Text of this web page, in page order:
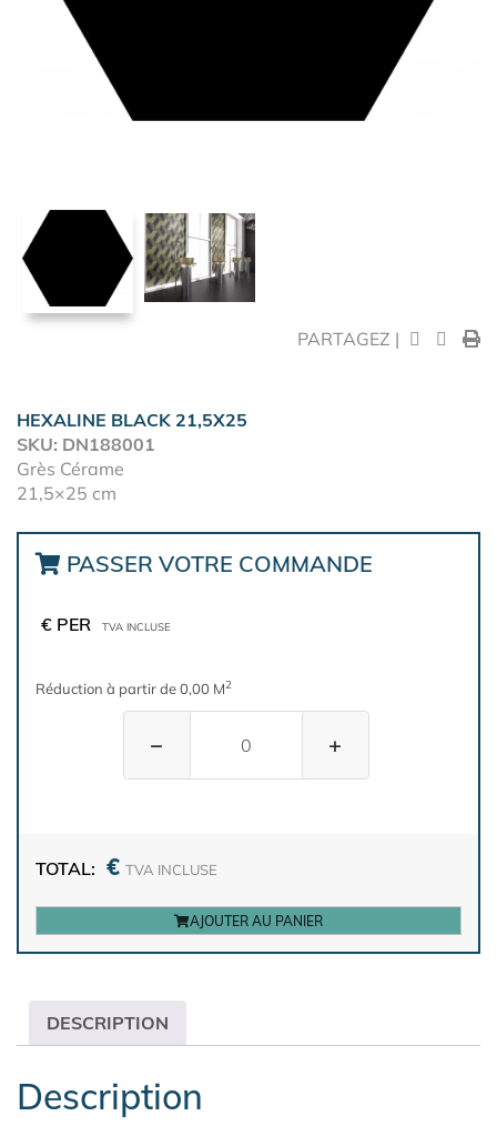
PARTAGEZ |
HEXALINE BLACK 21,5X25
SKU: DN188001
Grès Cérame
21,5×25 cm
PASSER VOTRE COMMANDE
€ PER TVA INCLUSE
Réduction à partir de 0,00 M2
− +
TOTAL: € TVA INCLUSE
AJOUTER AU PANIER
DESCRIPTION
Description